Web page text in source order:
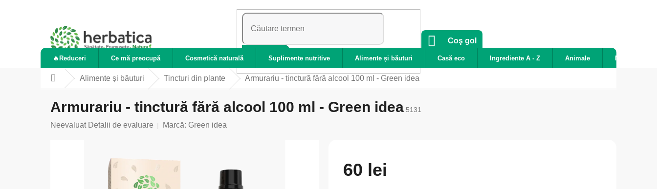
CĂUTARE
COŞ
CUMPĂRĂTURI
Coş gol
🔥Reduceri Ce mă preocupă Cosmetică naturală Suplimente nutritive Alimente și băuturi Casă eco Ingrediente A - Z Animale Noutăți
AcasăAlimente și băuturi Tincturi din plante Armurariu - tinctură fără alcool 100 ml - Green idea
Armurariu - tinctură fără alcool 100 ml - Green idea 5131
Evaluarea
Neevaluat Detalii de evaluare Marcă: Green idea
60 lei